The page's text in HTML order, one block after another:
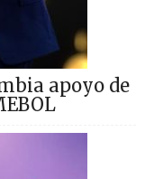
apoyo de